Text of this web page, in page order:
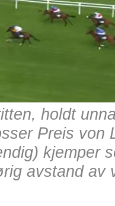
holdt
Preis von
kjemper
avstand av